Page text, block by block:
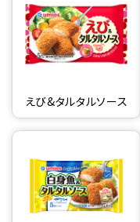
えび&タルタルソース